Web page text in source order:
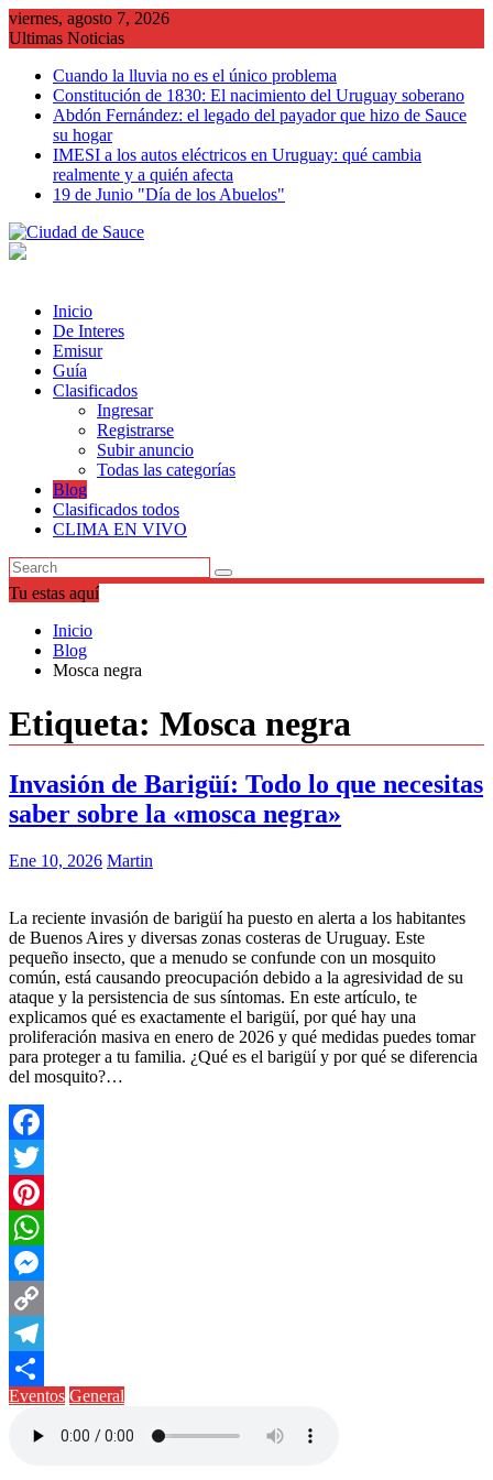
Saltar
al
viernes, agosto 7, 2026
Ultimas Noticias
Cuando la lluvia no es el único problema
Constitución de 1830: El nacimiento del Uruguay soberano
Abdón Fernández: el legado del payador que hizo de Sauce
su hogar
IMESI a los autos eléctricos en Uruguay: qué cambia
realmente y a quién afecta
19 de Junio "Día de los Abuelos"
Inicio
De Interes
Emisur
Guía
Clasificados
Ingresar
Registrarse
Subir anuncio
Todas las categorías
Blog
Clasificados todos
CLIMA EN VIVO
Tu estas aquí
Inicio
Blog
Mosca negra
Etiqueta: Mosca negra
Invasión de Barigüí: Todo lo que necesitas
saber sobre la «mosca negra»
Ene 10, 2026 Martin
La reciente invasión de barigüí ha puesto en alerta a los habitantes
de Buenos Aires y diversas zonas costeras de Uruguay. Este
pequeño insecto, que a menudo se confunde con un mosquito
común, está causando preocupación debido a la agresividad de su
ataque y la persistencia de sus síntomas. En este artículo, te
explicamos qué es exactamente el barigüí, por qué hay una
proliferación masiva en enero de 2026 y qué medidas puedes tomar
para proteger a tu familia. ¿Qué es el barigüí y por qué se diferencia
del mosquito?…
Facebook
Twitter
Pinterest
WhatsApp
Messenger
Copy
Link
Telegram
Compartir
Eventos General